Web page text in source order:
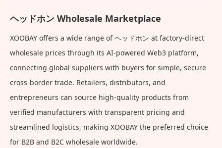
ヘッドホン Wholesale Marketplace
XOOBAY offers a wide range of ヘッドホン at factory-direct
wholesale prices through its AI-powered Web3 platform,
connecting global suppliers with buyers for simple, secure
cross-border trade. Retailers, distributors, and
entrepreneurs can source high-quality products from
verified manufacturers with transparent pricing and
streamlined logistics, making XOOBAY the preferred choice
for B2B and B2C wholesale worldwide.